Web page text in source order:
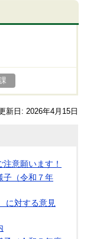
新日: 2026年4月15日
意願います！
子（令和７年
に対する意見